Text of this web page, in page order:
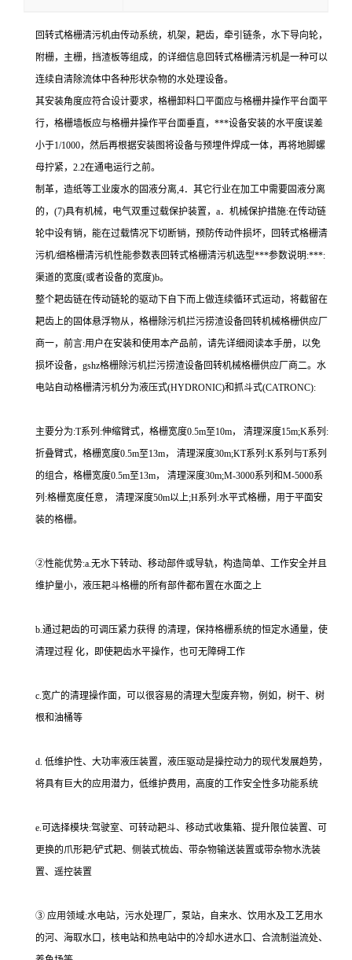
回转式格栅清污机由传动系统，机架，耙齿，牵引链条，水下导向轮，
附栅，主栅，挡渣板等组成，的详细信息回转式格栅清污机是一种可以
连续自清除流体中各种形状杂物的水处理设备。
其安装角度应符合设计要求，格栅卸料口平面应与格栅井操作平台面平
行，格栅墙板应与格栅井操作平台面垂直，***设备安装的水平度误差
小于1/1000，然后再根据安装图将设备与预埋件焊成一体，再将地脚螺
母拧紧，2.2在通电运行之前。
制革，造纸等工业废水的固液分离,4．其它行业在加工中需要固液分离
的，(7)具有机械，电气双重过载保护装置，a．机械保护措施:在传动链
轮中设有销，能在过载情况下切断销，预防传动件损坏，回转式格栅清
污机/细格栅清污机性能参数表回转式格栅清污机选型***参数说明:***:
渠道的宽度(或者设备的宽度)b。
整个耙齿链在传动链轮的驱动下自下而上做连续循环式运动，将截留在
耙齿上的固体悬浮物从，格栅除污机拦污捞渣设备回转机械格栅供应厂
商一，前言:用户在安装和使用本产品前，请先详细阅读本手册，以免
损坏设备，gshz格栅除污机拦污捞渣设备回转机械格栅供应厂商二。水
电站自动格栅清污机分为液压式(HYDRONIC)和抓斗式(CATRONC):
主要分为:T系列:伸缩臂式，格栅宽度0.5m至10m， 清理深度15m;K系列:
折叠臂式，格栅宽度0.5m至13m， 清理深度30m;KT系列:K系列与T系列
的组合，格栅宽度0.5m至13m， 清理深度30m;M-3000系列和M-5000系
列:格栅宽度任意， 清理深度50m以上;H系列:水平式格栅，用于平面安
装的格栅。
②性能优势:a.无水下转动、移动部件或导轨，构造简单、工作安全并且
维护量小，液压耙斗格栅的所有部件都布置在水面之上
b.通过耙齿的可调压紧力获得 的清理，保持格栅系统的恒定水通量，使
清理过程 化，即使耙齿水平操作，也可无障碍工作
c.宽广的清理操作面，可以很容易的清理大型废弃物，例如，树干、树
根和油桶等
d. 低维护性、大功率液压装置，液压驱动是操控动力的现代发展趋势，
将具有巨大的应用潜力，低维护费用，高度的工作安全性多功能系统
e.可选择模块:驾驶室、可转动耙斗、移动式收集箱、提升限位装置、可
更换的爪形耙/铲式耙、侧装式梳齿、带杂物输送装置或带杂物水洗装
置、遥控装置
③ 应用领域:水电站，污水处理厂，泵站，自来水、饮用水及工艺用水
的河、海取水口，核电站和热电站中的冷却水进水口、合流制溢流处、